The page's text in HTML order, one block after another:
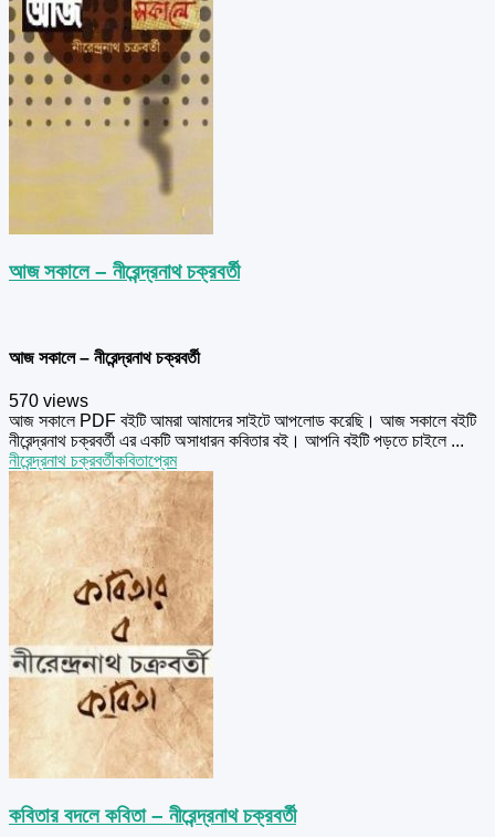
আজ সকালে – নীরেন্দ্রনাথ চক্রবর্তী
আজ সকালে – নীরেন্দ্রনাথ চক্রবর্তী
570 views
আজ সকালে PDF বইটি আমরা আমাদের সাইটে আপলোড করেছি। আজ সকালে বইটি
নীরেন্দ্রনাথ চক্রবর্তী এর একটি অসাধারন কবিতার বই। আপনি বইটি পড়তে চাইলে ...
নীরেন্দ্রনাথ চক্রবর্তীকবিতাপ্রেম
কবিতার বদলে কবিতা – নীরেন্দ্রনাথ চক্রবর্তী